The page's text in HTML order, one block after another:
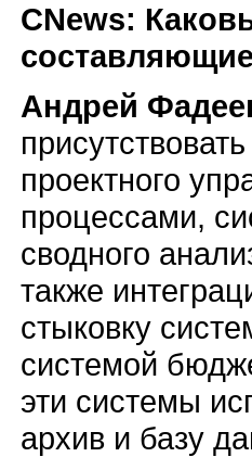
CNews:
Андрей
проектного
процессами,
сводного
также
стыковку
системой
эти системы
архив и базу